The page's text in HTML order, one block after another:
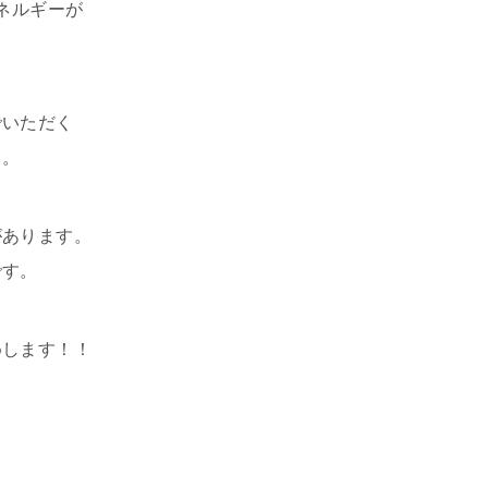
ルギーが
ただく
ります。
。
ます！！